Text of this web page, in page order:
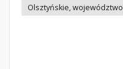
Olsztyńskie, województwo